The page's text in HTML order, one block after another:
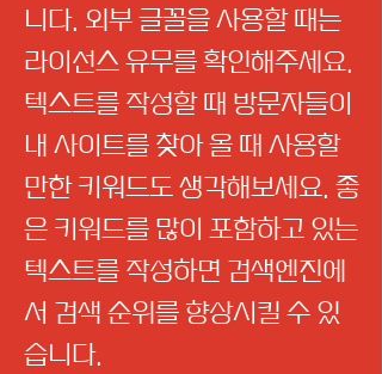
니다. 외부 글꼴을 사용할 때는
라이선스 유무를 확인해주세요.
텍스트를 작성할 때 방문자들이
내 사이트를 찾아 올 때 사용할
만한 키워드도 생각해보세요. 좋
은 키워드를 많이 포함하고 있는
텍스트를 작성하면 검색엔진에
서 검색 순위를 향상시킬 수 있
습니다.